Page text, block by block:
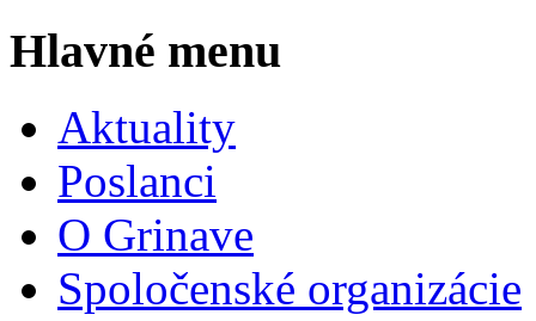
Hlavné menu
Aktuality
Poslanci
O Grinave
Spoločenské organizácie